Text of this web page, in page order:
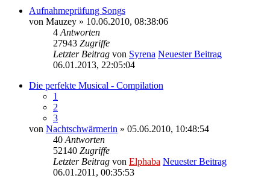
Aufnahmeprüfung Songs
von Mauzey » 10.06.2010, 08:38:06
4 Antworten
27943 Zugriffe
Letzter Beitrag von Syrena Neuester Beitrag
06.01.2013, 22:05:04
Die perfekte Musical - Compilation
1
2
3
von Nachtschwärmerin » 05.06.2010, 10:48:54
40 Antworten
52140 Zugriffe
Letzter Beitrag von Elphaba Neuester Beitrag
06.01.2011, 00:35:53